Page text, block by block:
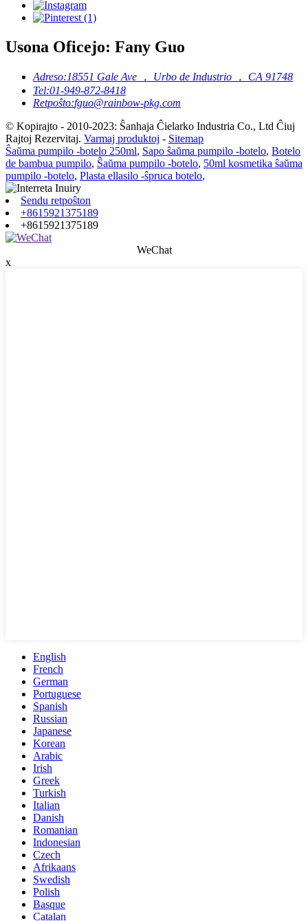
Usona Oficejo: Fany Guo
Adreso:18551 Gale Ave ， Urbo de Industrio ， CA 91748
Tel:01-949-872-8418
Retpoŝto:fguo@rainbow-pkg.com
© Kopirajto - 2010-2023: Ŝanhaja Ĉielarko Industria Co., Ltd Ĉiuj
Rajtoj Rezervitaj. Varmaj produktoj - Sitemap
Ŝaŭma pumpilo -botelo 250ml, Sapo ŝaŭma pumpilo -botelo, Botelo
de bambua pumpilo, Ŝaŭma pumpilo -botelo, 50ml kosmetika ŝaŭma
pumpilo -botelo, Plasta ellasilo -ŝpruca botelo,
Sendu retpoŝton
+8615921375189
+8615921375189
WeChat
x
English
French
German
Portuguese
Spanish
Russian
Japanese
Korean
Arabic
Irish
Greek
Turkish
Italian
Danish
Romanian
Indonesian
Czech
Afrikaans
Swedish
Polish
Basque
Catalan